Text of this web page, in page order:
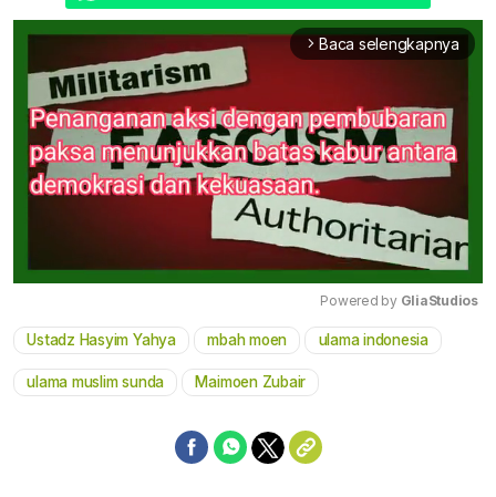
arrow_forward_ios Baca selengkapnya
Mute
Powered by GliaStudios
Ustadz Hasyim Yahya mbah moen ulama indonesia
ulama muslim sunda Maimoen Zubair